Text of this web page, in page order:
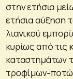
στην ετήσια
ετήσια αύξηση
λιανικού
κυρίως από τις
καταστημάτων
τροφίμων-